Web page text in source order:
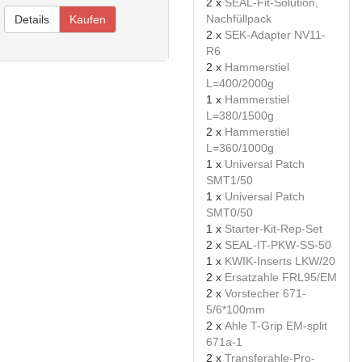
Details Kaufen
Nachfüllpack
2 x SEK-Adapter NV11-
R6
2 x Hammerstiel
L=400/2000g
1 x Hammerstiel
L=380/1500g
2 x Hammerstiel
L=360/1000g
1 x Universal Patch
SMT1/50
1 x Universal Patch
SMT0/50
1 x Starter-Kit-Rep-Set
2 x SEAL-IT-PKW-SS-50
1 x KWIK-Inserts LKW/20
2 x Ersatzahle FRL95/EM
2 x Vorstecher 671-
5/6*100mm
2 x Ahle T-Grip EM-split
671a-1
2 x Transferahle-Pro-